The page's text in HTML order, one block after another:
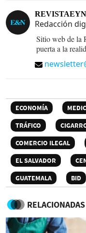
Redacción
Sitio web de la
puerta a la
ECONOMÍA
TRÁFICO
COMERCIO ILEGAL
EL SALVADOR
GUATEMALA
BID
RELACIONADAS